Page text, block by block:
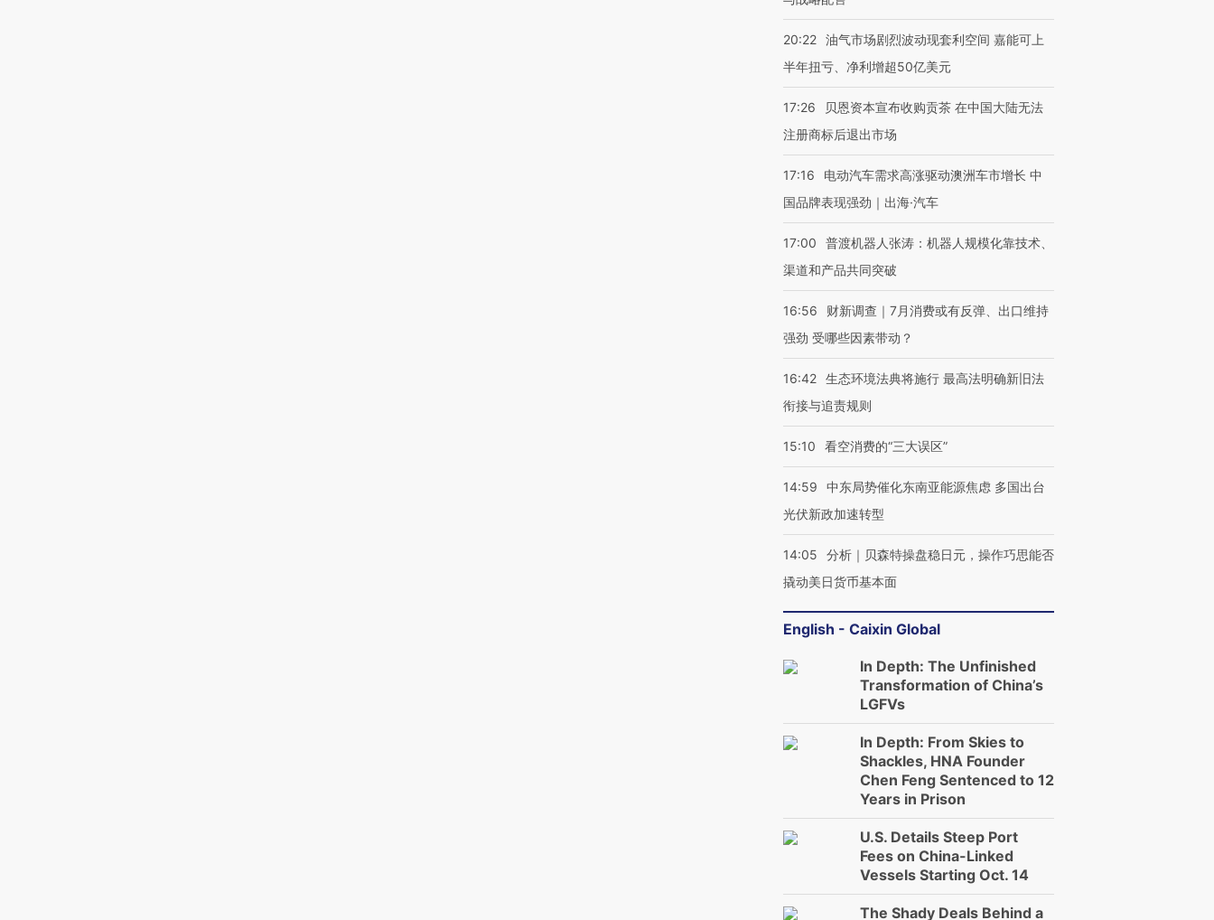
20:22 油气市场剧烈波动现套利空间 嘉能可上
半年扭亏、净利增超50亿美元
17:26
贝恩资本宣布收购贡茶 在中国大陆无法
注册商标后退出市场
17:16
电动汽车需求高涨驱动澳洲车市增长 中
国品牌表现强劲｜出海·汽车
17:00
普渡机器人张涛：机器人规模化靠技术、
渠道和产品共同突破
16:56
财新调查｜7月消费或有反弹、出口维持
强劲 受哪些因素带动？
16:42 生态环境法典将施行 最高法明确新旧法
衔接与追责规则
15:10 看空消费的“三大误区”
14:59
中东局势催化东南亚能源焦虑 多国出台
光伏新政加速转型
14:05
分析｜贝森特操盘稳日元，操作巧思能否
撬动美日货币基本面
English - Caixin Global
In Depth: The Unfinished
Transformation of China’s
LGFVs
In Depth: From Skies to
Shackles, HNA Founder
Chen Feng Sentenced to 12
Years in Prison
U.S. Details Steep Port
Fees on China-Linked
Vessels Starting Oct. 14
The Shady Deals Behind a